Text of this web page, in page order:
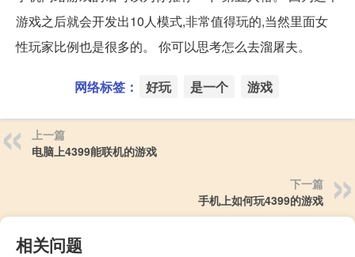
游戏之后就会开发出10人模式,非常值得玩的,当然里面女
性玩家比例也是很多的。 你可以思考怎么去溜屠夫。
网络标签： 好玩 是一个 游戏
上一篇
电脑上4399能联机的游戏
下一篇
手机上如何玩4399的游戏
相关问题